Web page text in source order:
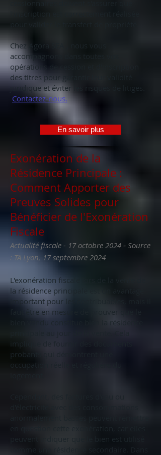
l'inscription est correctement réalisée
Chez Agora SEA , nous vous
accompagnons dans toutes vos
opérations de cession et d'inscription
des titres pour garantir leur validité
juridique et éviter les risques de litiges.
Contactez-nous.
En savoir plus
Exonération de la
Résidence Principale :
Comment Apporter des
Preuves Solides pour
Bénéficier de l'Exonération
Fiscale
Actualité fiscale - 17 octobre 2024 - Source
: TA Lyon, 17 septembre 2024
L'exonération fiscale lors de la vente de
la résidence principale est un avantage
important pour les contribuables, mais il
faut être en mesure de prouver que le
bien vendu constitue bien la résidence
implique de fournir des documents
probants qui démontrent une
occupation réelle et régulière du